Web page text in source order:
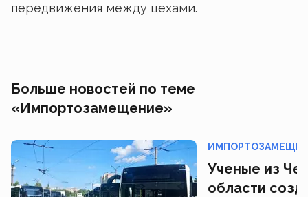
передвижения между цехами.
Больше новостей по теме
«Импортозамещение»
Ученые из
области